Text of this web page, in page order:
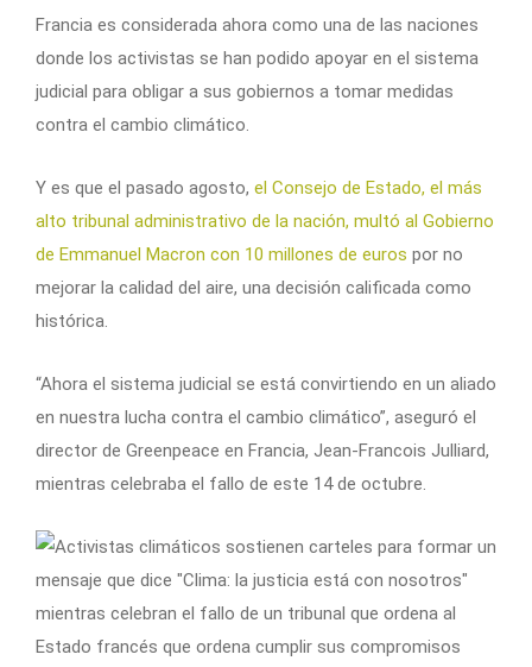
Francia es considerada ahora como una de las naciones
donde los activistas se han podido apoyar en el sistema
judicial para obligar a sus gobiernos a tomar medidas
contra el cambio climático.
Y es que el pasado agosto, el Consejo de Estado, el más
alto tribunal administrativo de la nación, multó al Gobierno
de Emmanuel Macron con 10 millones de euros por no
mejorar la calidad del aire, una decisión calificada como
histórica.
“Ahora el sistema judicial se está convirtiendo en un aliado
en nuestra lucha contra el cambio climático”, aseguró el
director de Greenpeace en Francia, Jean-Francois Julliard,
mientras celebraba el fallo de este 14 de octubre.